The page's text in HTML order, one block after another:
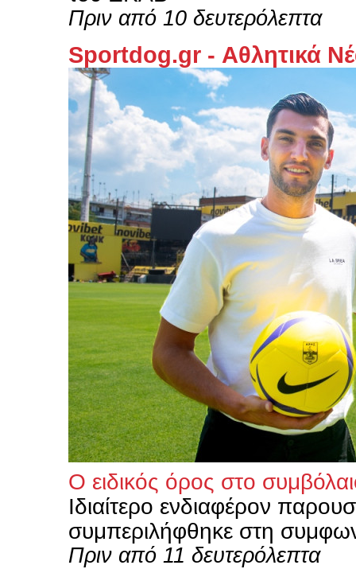
Πριν από 10 δευτερόλεπτα
Sportdog.gr - Αθλητικά
Ο ειδικός όρος στο
Ιδιαίτερο ενδιαφέρον
συμπεριλήφθηκε στη
Πριν από 11 δευτερόλεπτα